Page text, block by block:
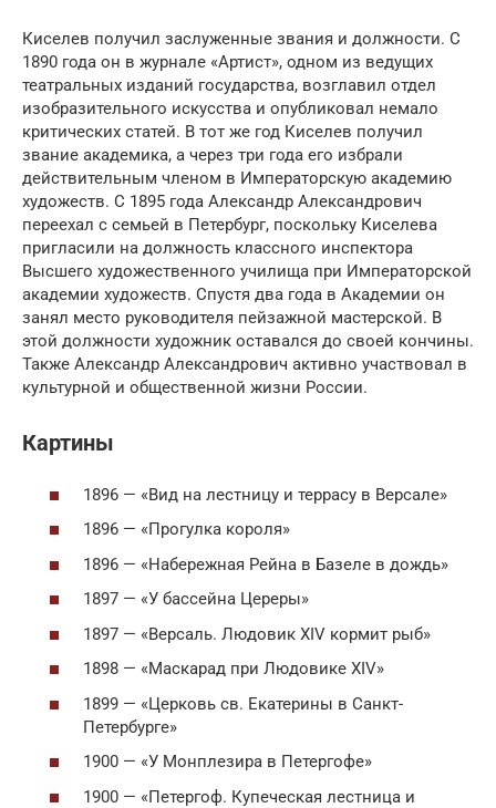
Киселев получил заслуженные звания и должности. С
1890 года он в журнале «Артист», одном из ведущих
театральных изданий государства, возглавил отдел
изобразительного искусства и опубликовал немало
критических статей. В тот же год Киселев получил
звание академика, а через три года его избрали
действительным членом в Императорскую академию
художеств. С 1895 года Александр Александрович
переехал с семьей в Петербург, поскольку Киселева
пригласили на должность классного инспектора
Высшего художественного училища при Императорской
академии художеств. Спустя два года в Академии он
занял место руководителя пейзажной мастерской. В
этой должности художник оставался до своей кончины.
Также Александр Александрович активно участвовал в
культурной и общественной жизни России.
Картины
1896 — «Вид на лестницу и террасу в Версале»
1896 — «Прогулка короля»
1896 — «Набережная Рейна в Базеле в дождь»
1897 — «У бассейна Цереры»
1897 — «Версаль. Людовик XIV кормит рыб»
1898 — «Маскарад при Людовике XIV»
1899 — «Церковь св. Екатерины в Санкт-
Петербурге»
1900 — «У Монплезира в Петергофе»
1900 — «Петергоф. Купеческая лестница и